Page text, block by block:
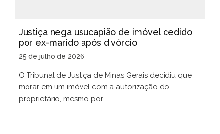
Justiça nega usucapião de imóvel cedido
por ex-marido após divórcio
25 de julho de 2026
O Tribunal de Justiça de Minas Gerais decidiu que
morar em um imóvel com a autorização do
proprietário, mesmo por...